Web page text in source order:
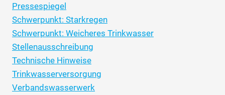
Pressespiegel
Schwerpunkt: Starkregen
Schwerpunkt: Weicheres Trinkwasser
Stellenausschreibung
Technische Hinweise
Trinkwasserversorgung
Verbandswasserwerk